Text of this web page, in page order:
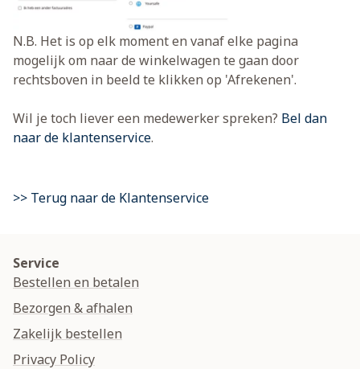
N.B. Het is op elk moment en vanaf elke pagina
mogelijk om naar de winkelwagen te gaan door
rechtsboven in beeld te klikken op 'Afrekenen'.
Wil je toch liever een medewerker spreken? Bel dan
naar de klantenservice.
>> Terug naar de Klantenservice
Service
Bestellen en betalen
Bezorgen & afhalen
Zakelijk bestellen
Privacy Policy